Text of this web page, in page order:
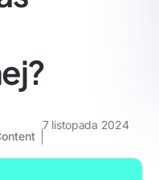
7 listopada 2024